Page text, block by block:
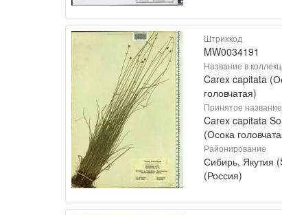
Штрихкод
MW0034191
Название в
Carex capitata
головчатая)
Принятое название
Carex capitata
(Осока
Районирование
Сибирь, Якутия
(Россия)